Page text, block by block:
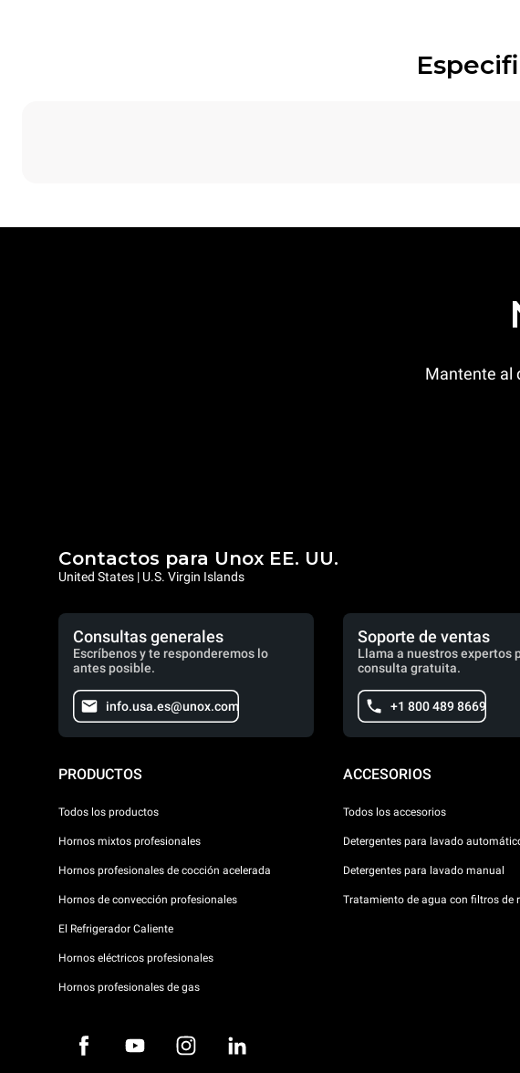
Mantente al
Contactos para Unox EE. UU.
United States | U.S. Virgin Islands
Consultas generales
Escríbenos y te responderemos lo
antes posible.
info.usa.es@unox.com
Soporte de ventas
Llama a nuestros expertos
consulta gratuita.
+1 800 489 8669
PRODUCTOS
Todos los productos
Hornos mixtos profesionales
Hornos profesionales de cocción acelerada
Hornos de convección profesionales
El Refrigerador Caliente
Hornos eléctricos profesionales
Hornos profesionales de gas
ACCESORIOS
Todos los accesorios
Detergentes para lavado
Detergentes para lavado manual
Tratamiento de agua con filtros de